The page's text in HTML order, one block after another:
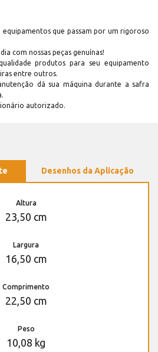
equipamentos que passam por um rigoroso
com nossas peças genuínas!
produtos para seu equipamento
entre outros.
dá sua máquina durante a safra
autorizado.
Desenhos da Aplicação
Altura
23,50 cm
Largura
16,50 cm
Comprimento
22,50 cm
Peso
10,08 kg